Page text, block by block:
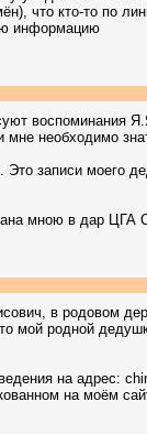
что кто-то по
информацию
воспоминания
мне необходимо
записи моего
мною в дар
в родовом
мой родной
на адрес:
на моём